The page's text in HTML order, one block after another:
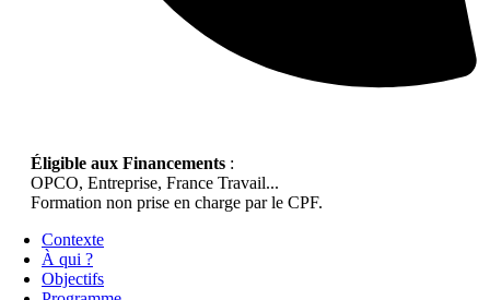
Éligible aux Financements :
OPCO, Entreprise, France Travail...
Formation non prise en charge par le CPF.
Contexte
À qui ?
Objectifs